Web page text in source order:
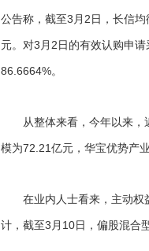
公告称，截至3月2日，长信
元。对3月2日的有效认购申
86.6664%。
从整体来看，今年以来，近
模为72.21亿元，华宝优势产
在业内人士看来，主动权益
计，截至3月10日，偏股混合